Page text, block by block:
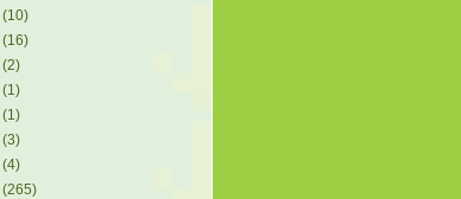
(10)
(16)
(2)
(1)
(1)
(3)
(4)
(265)